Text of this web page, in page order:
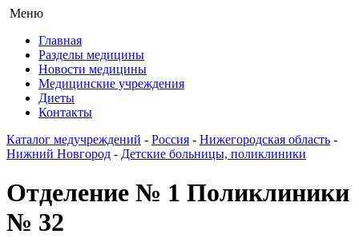
Меню
Главная
Разделы медицины
Новости медицины
Медицинские учреждения
Диеты
Контакты
Каталог медучреждений - Россия - Нижегородская область -
Нижний Новгород - Детские больницы, поликлиники
Отделение № 1 Поликлиники
№ 32